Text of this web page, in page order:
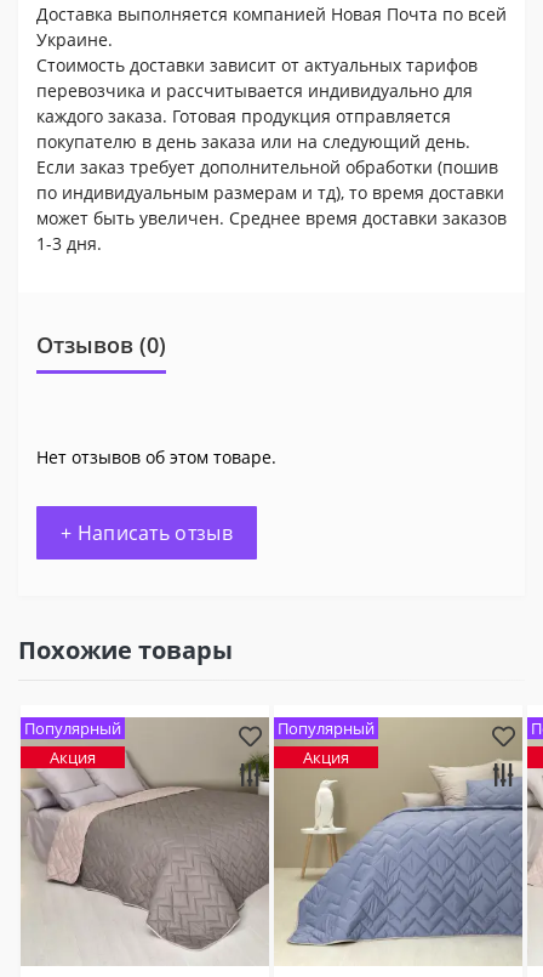
Доставка выполняется компанией Новая Почта по всей
Украине.
Стоимость доставки зависит от актуальных тарифов
перевозчика и рассчитывается индивидуально для
каждого заказа. Готовая продукция отправляется
покупателю в день заказа или на следующий день.
Если заказ требует дополнительной обработки (пошив
по индивидуальным размерам и тд), то время доставки
может быть увеличен. Среднее время доставки заказов
1-3 дня.
Отзывов (0)
Нет отзывов об этом товаре.
+ Написать отзыв
Похожие товары
Популярный
Акция
Популярный
Акция